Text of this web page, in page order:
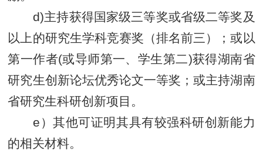
d)主持获得国家级三等奖或省级二等奖及
以上的研究生学科竞赛奖（排名前三）；或以
第一作者(或导师第一、学生第二)获得湖南省
研究生创新论坛优秀论文一等奖；或主持湖南
省研究生科研创新项目。
e）其他可证明其具有较强科研创新能力
的相关材料。